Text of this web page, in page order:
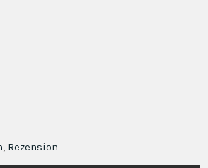
, Rezension